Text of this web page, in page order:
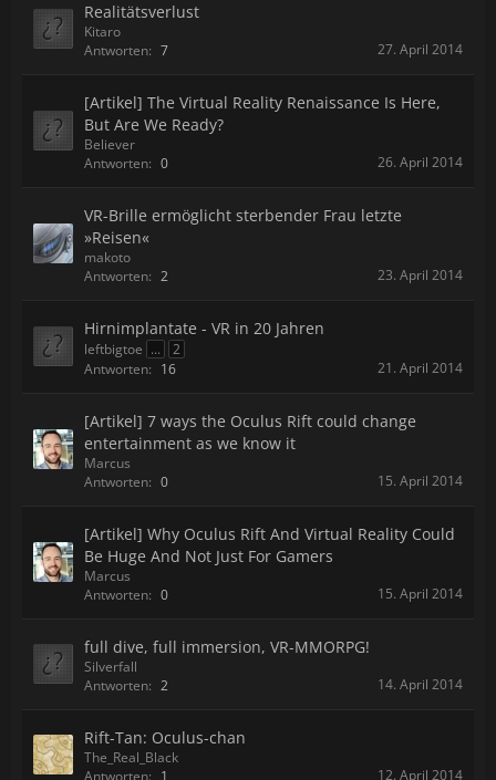
Realitätsverlust
Kitaro
Antworten: 7 27. April 2014
[Artikel] The Virtual Reality Renaissance Is Here,
But Are We Ready?
Believer
Antworten: 0 26. April 2014
VR-Brille ermöglicht sterbender Frau letzte
»Reisen«
makoto
Antworten: 2 23. April 2014
Hirnimplantate - VR in 20 Jahren
leftbigtoe ...
2
Antworten: 16 21. April 2014
[Artikel] 7 ways the Oculus Rift could change
entertainment as we know it
Marcus
Antworten: 0 15. April 2014
[Artikel] Why Oculus Rift And Virtual Reality Could
Be Huge And Not Just For Gamers
Marcus
Antworten: 0 15. April 2014
full dive, full immersion, VR-MMORPG!
Silverfall
Antworten: 2 14. April 2014
Rift-Tan: Oculus-chan
The_Real_Black
Antworten: 1 12. April 2014